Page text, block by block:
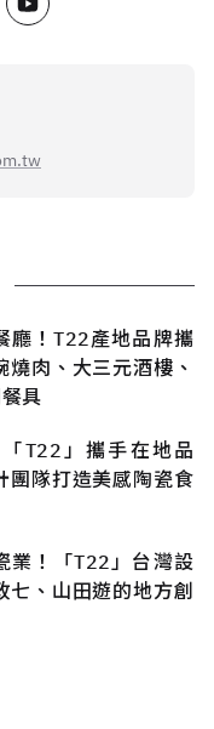
廳！T22產地品牌攜
肉、大三元酒樓、
具
T22」攜手在地品
團隊打造美感陶瓷食
業！「T22」台灣設
七、山田遊的地方創